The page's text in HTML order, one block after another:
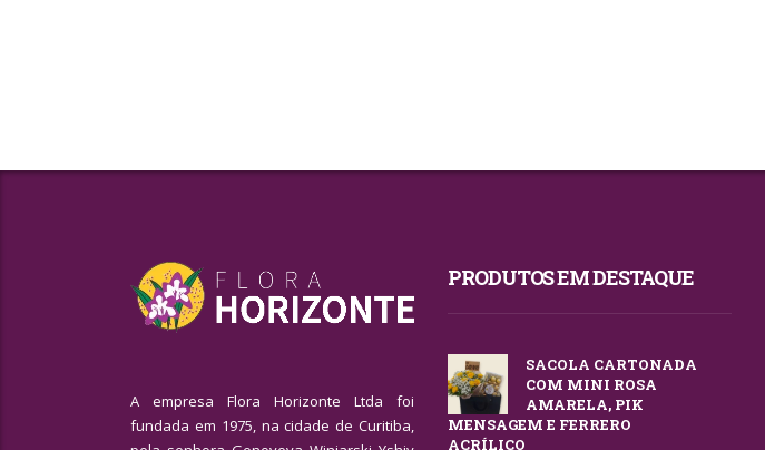
A empresa Flora Horizonte Ltda foi
fundada em 1975, na cidade de Curitiba,
PRODUTOS EM DESTAQUE
SACOLA CARTONADA
COM MINI ROSA
AMARELA, PIK
MENSAGEM E FERRERO
ACRÍLICO